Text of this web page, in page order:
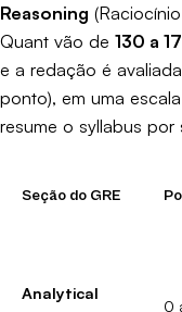
Reasoning
Quant vão de 130 a
e a redação é
ponto), em uma
resume o syllabus por
Seção do GRE
Analytical
0